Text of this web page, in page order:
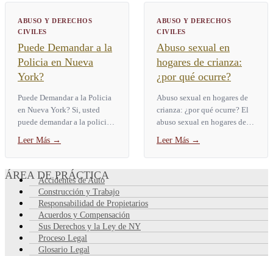
ABUSO Y DERECHOS
CIVILES
Puede Demandar a la
Policia en Nueva
York?
Puede Demandar a la Policia
en Nueva York? Si, usted
puede demandar a la policia
se pueden presentar bajo la
ley federal (42 U.S.C....
Leer Más →
ABUSO Y DERECHOS
CIVILES
Abuso sexual en
hogares de crianza:
¿por qué ocurre?
Abuso sexual en hogares de
crianza: ¿por qué ocurre? El
abuso sexual en hogares de
coloca a niños vulnerables en
entornos con poca...
Leer Más →
ÁREA DE PRÁCTICA
Accidentes de Auto
Construcción y Trabajo
Responsabilidad de Propietarios
Acuerdos y Compensación
Sus Derechos y la Ley de NY
Proceso Legal
Glosario Legal